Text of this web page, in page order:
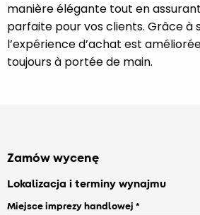
manière élégante tout en
parfaite pour vos clients. Grâce à
l’expérience d’achat est
toujours à portée de main.
Zamów wycenę
Lokalizacja i terminy wynajmu
Miejsce imprezy handlowej